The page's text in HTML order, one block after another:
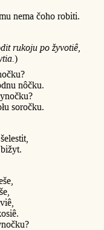
nema čoho robiti.
rukoju po žyvotiê,
)
nôčku.
soročku.